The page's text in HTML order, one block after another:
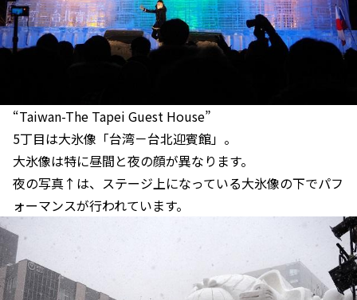
“Taiwan-The Tapei Guest House”
5丁目は大氷像「台湾－台北迎賓館」。
大氷像は特に昼間と夜の顔が異なります。
夜の写真↑は、ステージ上になっている大氷像の下でパフ
ォーマンスが行われています。